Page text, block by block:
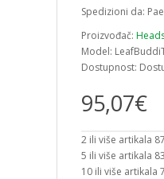
Spedizioni da:
Proizvođač:
Model:
Dostupnost:
95,07€
2 ili više artikala
5 ili više artikala
10 ili više artikala